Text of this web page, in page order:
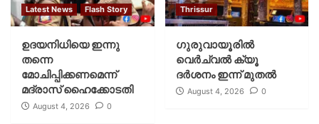
Latest News Flash Story
ഉദയനിധിയെ ഇന്നു
തന്നെ
മോചിപ്പിക്കണമെന്ന്
മദ്രാസ് ഹൈക്കോടതി
August 4, 2026 0
Thrissur
ഗുരുവായൂരില്‍
വെര്‍ച്വല്‍ ക്യൂ
ദര്‍ശനം ഇന്ന് മുതല്‍
August 4, 2026 0